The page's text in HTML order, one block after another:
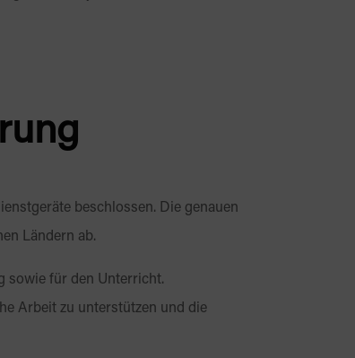
beschlossen. Die genauen
Ländern ab.
sowie für den Unterricht.
Arbeit zu unterstützen und die